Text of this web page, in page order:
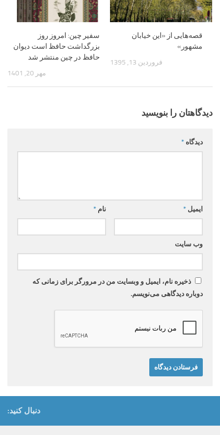
سفیر چین: امروز روز
بزرگداشت حافظ است دیوان
حافظ در چین منتشر شد
مهر 20, 1401
قصه‌هایی از «این خیابان
مشهور»
فروردین 13, 1395
دیدگاهتان را بنویسید
دیدگاه *
نام * ایمیل *
وب‌ سایت
ذخیره نام، ایمیل و وبسایت من در مرورگر برای زمانی که
دوباره دیدگاهی می‌نویسم.
دنبال کنید: